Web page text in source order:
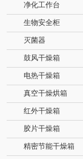
净化工作台
生物安全柜
灭菌器
鼓风干燥箱
电热干燥箱
真空干燥烘箱
红外干燥箱
胶片干燥箱
精密节能干燥箱